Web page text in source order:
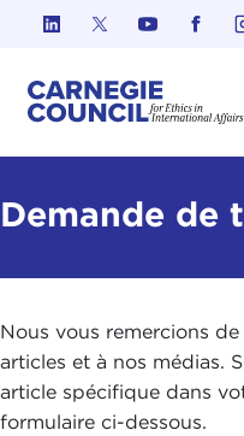
Skip to content
Demande de
Nous vous remercions
articles et à nos médias.
article spécifique dans
formulaire ci-dessous.